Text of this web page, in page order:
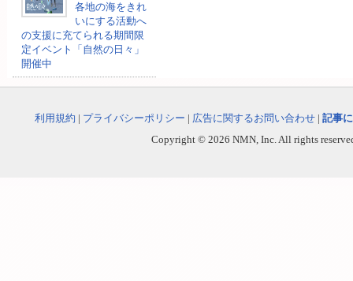
各地の海をきれ
いにする活動へ
の支援に充てられる期間限
定イベント「自然の日々」
開催中
利用規約 | プライバシーポリシー | 広告に関するお問い合わせ | 記事
Copyright © 2026 NMN, Inc. All rights